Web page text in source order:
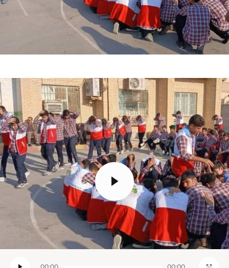
تک کده
پایگاه خبری آبان
خرید موتور ایمپلنت
نمایشگر
ویدیو